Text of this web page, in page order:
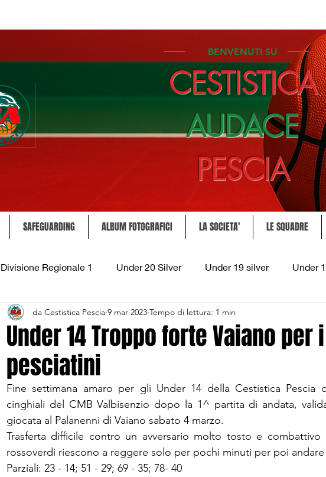
BENVENUTI SU
CESTISTICA
AUDACE
PESCIA
SAFEGUARDING ALBUM FOTOGRAFICI LA SOCIETA' LE SQUADRE
Divisione Regionale 1 Under 20 Silver Under 19 silver Under
15 Silver Under 14 Silver Under 13 Silver
CSI Under 13
Under 14 Troppo forte Vaiano per
pesciatini
da Cestistica Pescia 9 mar 2023 Tempo di lettura: 1 min
Fine settimana amaro per gli Under 14 della Cestistica Pescia
cinghiali del CMB Valbisenzio dopo la 1^ partita di andata,
giocata al Palanenni di Vaiano sabato 4 marzo.
Trasferta difficile contro un avversario molto tosto e
rossoverdi riescono a reggere solo per pochi minuti per poi
Parziali: 23 - 14; 51 - 29; 69 - 35; 78- 40